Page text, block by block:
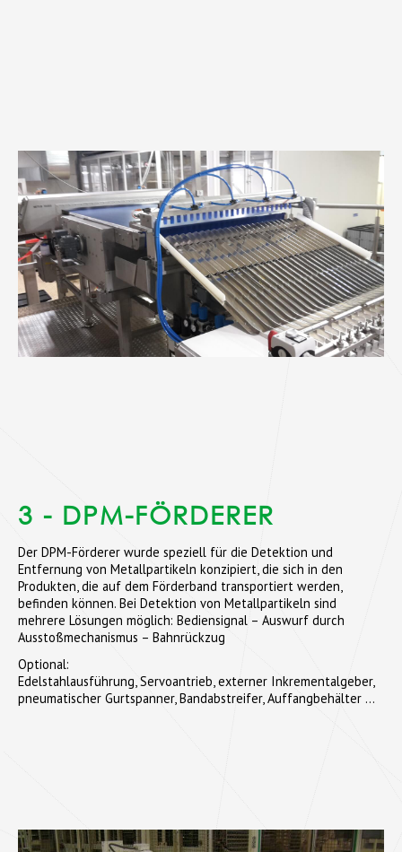
3 - DPM-FÖRDERER
Der DPM-Förderer wurde speziell für die Detektion und
Entfernung von Metallpartikeln konzipiert, die sich in den
Produkten, die auf dem Förderband transportiert werden,
befinden können. Bei Detektion von Metallpartikeln sind
mehrere Lösungen möglich: Bediensignal – Auswurf durch
Ausstoßmechanismus – Bahnrückzug
Optional:
Edelstahlausführung, Servoantrieb, externer Inkrementalgeber,
pneumatischer Gurtspanner, Bandabstreifer, Auffangbehälter …